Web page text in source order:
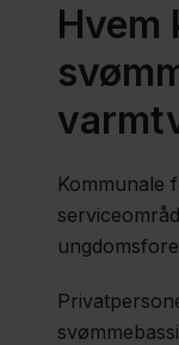
Nyheder
Hvem
Kommunale